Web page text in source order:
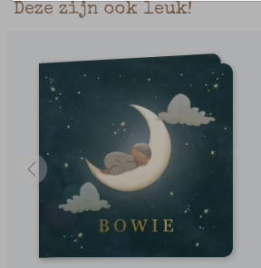
Deze zijn ook leuk!